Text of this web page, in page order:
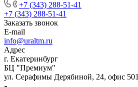
+7 (343) 288-51-41
+7 (343) 288-51-41
Заказать звонок
E-mail
info@uraltm.ru
Адрес
г. Екатеринбург
БЦ "Премиум"
ул. Серафимы Дерябиной, 24, офис 501